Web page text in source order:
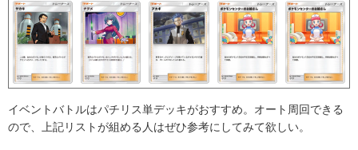
イベントバトルはパチリス単デッキがおすすめ。オート周回できる
ので、上記リストが組める人はぜひ参考にしてみて欲しい。